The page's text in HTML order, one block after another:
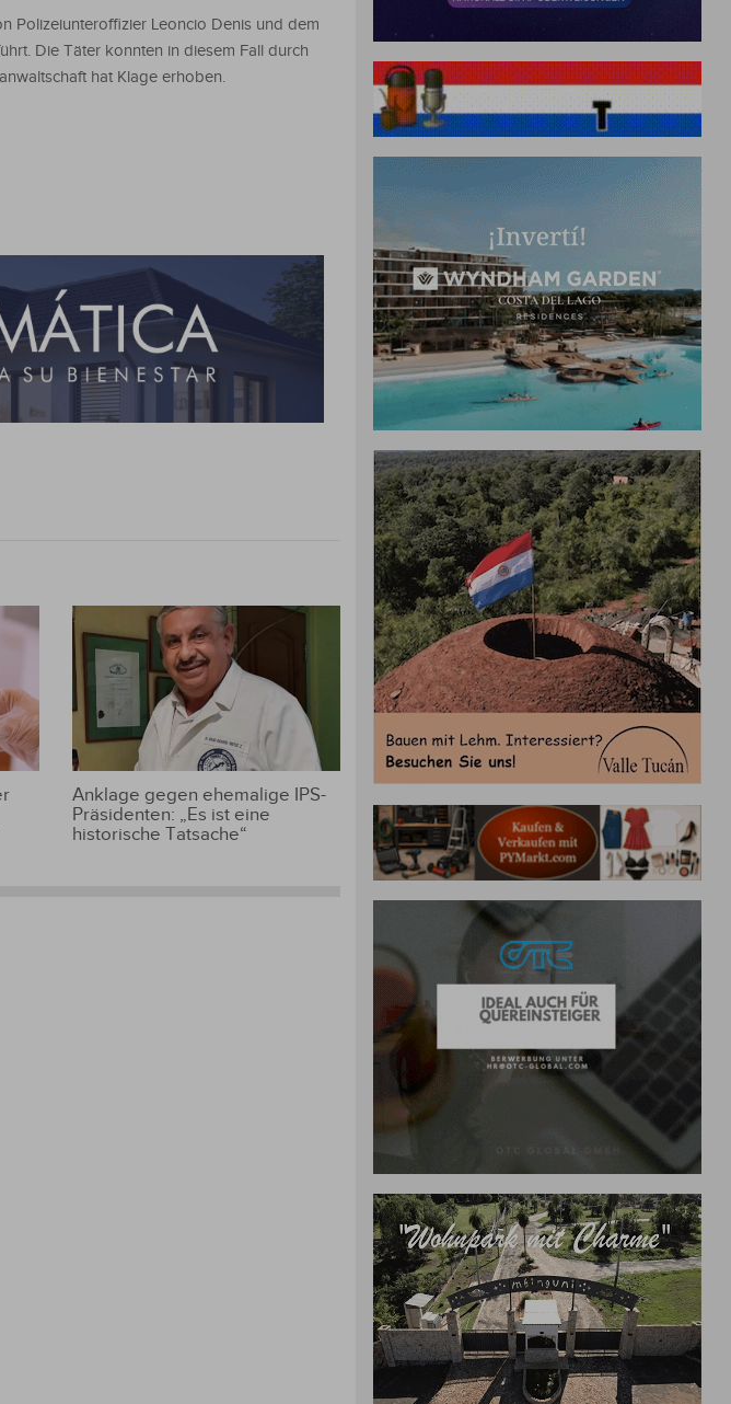
Polizeiunteroffizier Leoncio Denis und dem
Die Täter konnten in diesem Fall durch
hat Klage erhoben.
Anklage gegen ehemalige IPS-
Präsidenten: „Es ist eine
historische Tatsache“